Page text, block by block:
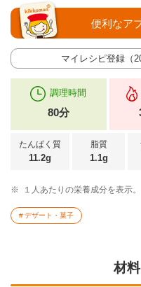
マイレシピ登録（
便利なア
調理時間
80分
たんぱく質
11.2g
脂質
1.1g
※ １人あたりの栄養成分を表示。
デザート・菓子
材料